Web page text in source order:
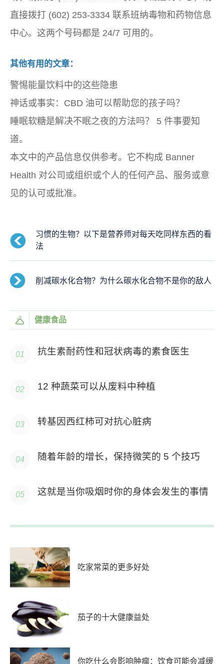
直接拨打 (602) 253-3334 联系班纳毒物和药物信息
中心。这两个号码都是 24/7 可用的。
其他有用的文章：
警惕能量饮料中的这些隐患
神话或事实：CBD 油可以帮助您的孩子吗？
睡眠软糖是解决不眠之夜的方法吗？ 5 件事要知
道。
本文中的产品信息仅供参考。它不构成 Banner
Health 对公司或组织或个人的任何产品、服务或意
见的认可或批准。
习惯的生物？以下是营养师对每天吃同样东西的看
法
削减碳水化合物？为什么碳水化合物不是你的敌人
健康食品
抗生素耐药性和冠状病毒的素食医生
12 种蔬菜可以从废料中种植
转基因西红柿可对抗心脏病
随着年龄的增长，保持微笑的 5 个技巧
这就是当你吸烟时你的身体会发生的事情
吃家常菜的更多好处
茄子的十大健康益处
你吃什么会影响肿瘤：饮食可能会减缓